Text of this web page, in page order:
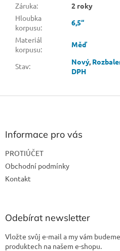
Záruka:
2 roky
Hloubka
korpusu:
6,5“
Materiál
korpusu:
Měď
Stav: Nový,
DPH
Z
Informace pro vás
PROTIÚČET
Obchodní podmínky
Kontakt
Odebírat newsletter
Vložte svůj e-mail a my vám
produktech na našem e-shopu.